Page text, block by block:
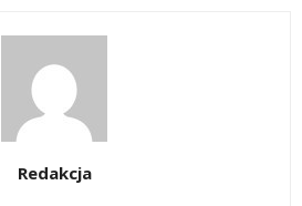
Redakcja